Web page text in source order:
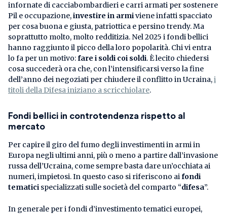
infornate di cacciabombardieri e carri armati per sostenere
Pil e occupazione,investire in armiviene infatti spacciato
per cosa buona e giusta, patriottica e persino trendy. Ma
soprattutto molto, molto redditizia. Nel 2025 i fondi bellici
hanno raggiunto il picco della loro popolarità. Chi vi entra
lo fa per un motivo:fare i soldi coi soldi. È lecito chiedersi
cosa succederà ora che, con l’intensificarsi verso la fine
dell’anno dei negoziati per chiudere il conflitto in Ucraina,i
titoli della Difesa iniziano a scricchiolare.
Fondi bellici in controtendenza rispetto al
mercato
Per capire il giro del fumo degli investimenti in armi in
Europa negli ultimi anni, più o meno a partire dall’invasione
russa dell’Ucraina, come sempre basta dare un’occhiata ai
numeri, impietosi. In questo caso si riferiscono aifondi
tematici specializzati sulle società del comparto “difesa”.
In generale per i fondi d’investimento tematici europei,